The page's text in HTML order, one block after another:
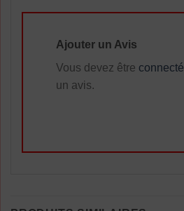
Ajouter un Avis
Vous devez être connecté
un avis.